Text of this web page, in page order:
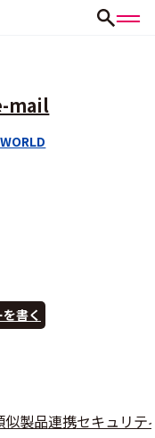
mail
書く
似製品連携セキュリテ